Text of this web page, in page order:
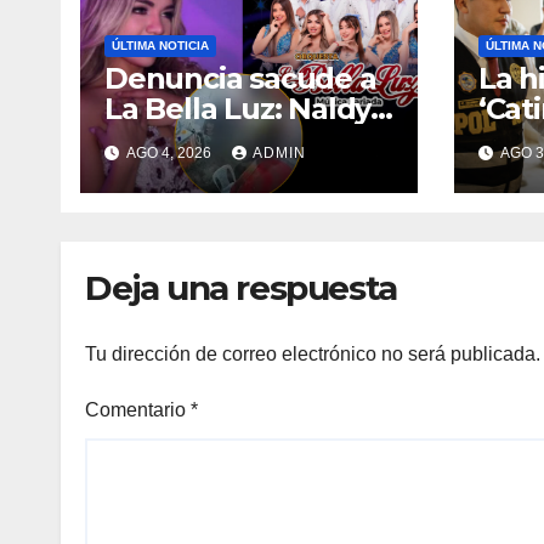
ÚLTIMA NOTICIA
Denuncia sacude a
La Bella Luz: Naldy
Saldaña acusa a
director musical de
tocamientos
AGO 4, 2026 ADMIN
ÚLTIMA
La
deAGO
Deja una respuesta
Tu dirección de correo electrónico no será publicada.
Comentario *